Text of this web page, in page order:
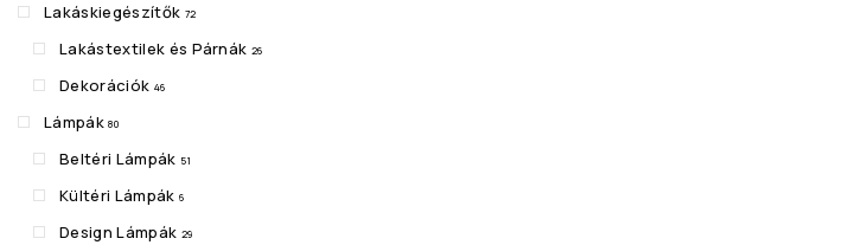
Lakáskiegészítők 72
Lakástextilek és Párnák 26
Dekorációk 46
Lámpák 80
Beltéri Lámpák 51
Kültéri Lámpák 6
Design Lámpák 29